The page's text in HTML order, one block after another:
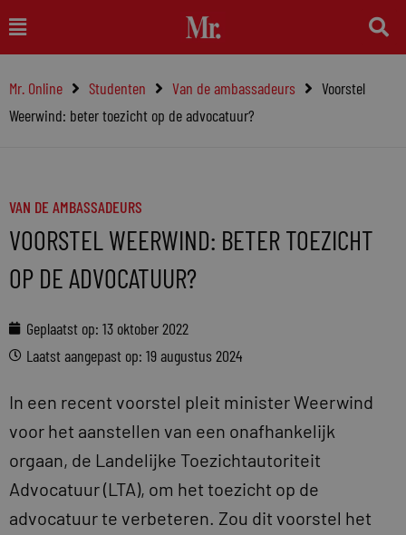
naar
inhoud
Main
Menu
Mr. Online Studenten Van de ambassadeurs
Voorstel
Weerwind: beter toezicht op de advocatuur?
VAN DE AMBASSADEURS
VOORSTEL WEERWIND: BETER TOEZICHT
OP DE ADVOCATUUR?
Geplaatst op: 13 oktober 2022
Laatst aangepast op: 19 augustus 2024
In een recent voorstel pleit minister Weerwind
voor het aanstellen van een onafhankelijk
orgaan, de Landelijke Toezichtautoriteit
Advocatuur (LTA), om het toezicht op de
advocatuur te verbeteren. Zou dit voorstel het